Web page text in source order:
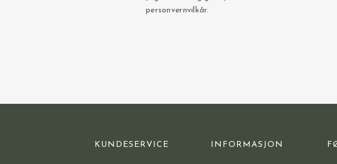
personvernvilkår.
KUNDESERVICE INFORMASJON